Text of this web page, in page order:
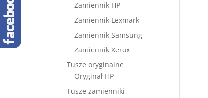
Zamiennik HP
Zamiennik Lexmark
Zamiennik Samsung
Zamiennik Xerox
Tusze oryginalne
Oryginał HP
Tusze zamienniki